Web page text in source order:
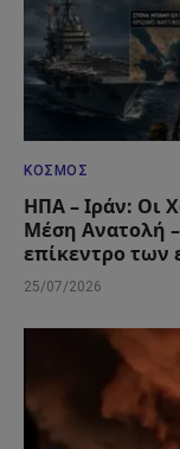
ΚΌΣΜΟΣ
ΗΠΑ – Ιράν: Οι
Μέση Ανατολή
επίκεντρο των
25/07/2026